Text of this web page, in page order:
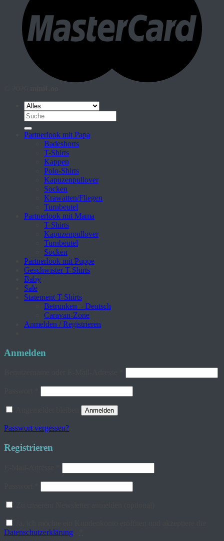
Suche
nach:
Partnerlook mit Papa
Badeshorts
T-Shirts
Kappen
Polo-Shirts
Kapuzenpullover
Socken
Krawatten/Fliegen
Turnbeutel
Partnerlook mit Mama
T-Shirts
Kapuzenpullover
Turnbeutel
Socken
Partnerlook mit Puppe
Geschwister T-Shirts
Baby
Sale
Statement T-Shirts
Betrunken – Deutsch
Caravan-Zone
Anmelden / Registrieren
Anmelden
Anmelden
Passwort vergessen?
Registrieren
Datenschutzerklärung